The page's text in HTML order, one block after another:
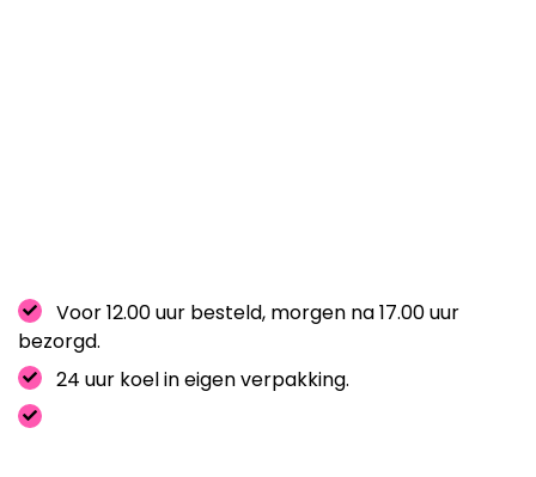
Voor 12.00 uur besteld, morgen na 17.00 uur
bezorgd.
24 uur koel in eigen verpakking.